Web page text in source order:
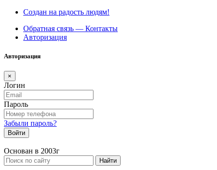
Создан на радость людям!
Обратная связь — Контакты
Авторизация
Авторизация
×
Логин
Пароль
Забыли пароль?
Войти
Основан в 2003г
Найти